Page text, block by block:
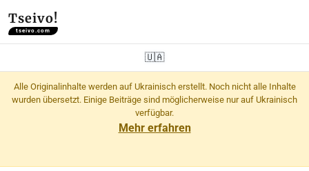
Tseivo!
tseivo.com
🇺🇦
Alle Originalinhalte werden auf Ukrainisch erstellt. Noch nicht alle Inhalte
wurden übersetzt. Einige Beiträge sind möglicherweise nur auf Ukrainisch
verfügbar.
Mehr erfahren